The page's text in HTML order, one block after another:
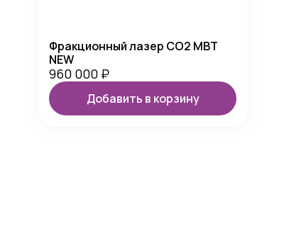
Фракционный лазер CO2 MBT
NEW
960 000 ₽
Добавить в корзину